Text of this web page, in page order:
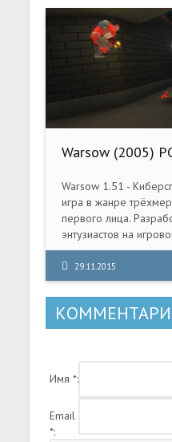
Warsow (2005)
Warsow 1.51 -
игра в жанре
первого лица.
энтузиастов на
который, в свою
модифицированной
29.11.2015
Имя *:
Email
*: